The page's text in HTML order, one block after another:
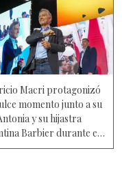
Macri protagonizó
momento junto a su
y su hijastra
Barbier durante el
del musical